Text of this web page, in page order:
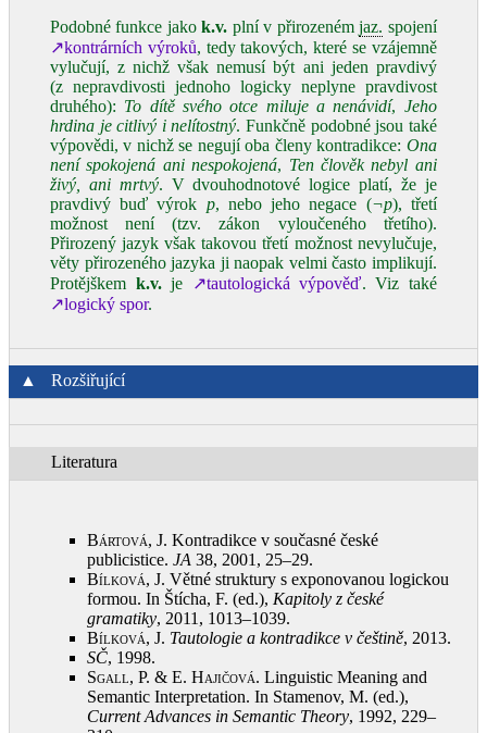
Podobné funkce jakok.v. plní v přirozenémjaz. spojení
↗kontrárních výroků, tedy takových, které se vzájemně
vylučují, z nichž však nemusí být ani jeden pravdivý
(z nepravdivosti jednoho logicky neplyne pravdivost
druhého): To dítě svého otce miluje a nenávidí, Jeho
hrdina je citlivý i nelítostný. Funkčně podobné jsou také
výpovědi, v nichž se negují oba členy kontradikce: Ona
není spokojená ani nespokojená, Ten člověk nebyl ani
živý, ani mrtvý. V dvouhodnotové logice platí, že je
pravdivý buď výrok p, nebo jeho negace (¬p), třetí
možnost není (tzv. zákon vyloučeného třetího).
Přirozený jazyk však takovou třetí možnost nevylučuje,
věty přirozeného jazyka ji naopak velmi často implikují.
Protějškem k.v.je ↗tautologická výpověď. Viz také
↗logický spor.
▲ Rozšiřující
Literatura
Bártová, J. Kontradikce v současné české
publicistice. JA 38, 2001, 25–29.
Bílková, J. Větné struktury s exponovanou logickou
formou. In Štícha, F. (ed.), Kapitoly z české
gramatiky, 2011, 1013–1039.
Bílková, J. Tautologie a kontradikce v češtině, 2013.
SČ, 1998.
Sgall, P. & E. Hajičová. Linguistic Meaning and
Semantic Interpretation. In Stamenov, M. (ed.),
Current Advances in Semantic Theory, 1992, 229–